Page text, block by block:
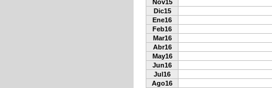
Nov15
Dic15
Ene16
Feb16
Mar16
Abr16
May16
Jun16
Jul16
Ago16